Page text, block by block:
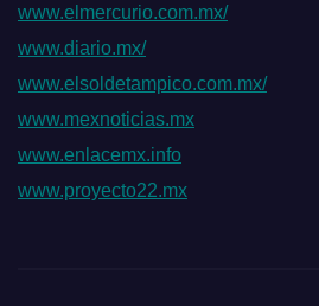
www.elmercurio.com.mx/
www.diario.mx/
www.elsoldetampico.com.mx/
www.mexnoticias.mx
www.enlacemx.info
www.proyecto22.mx